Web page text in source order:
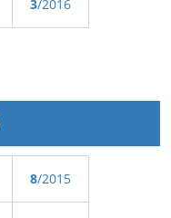
3/2016
8/2015